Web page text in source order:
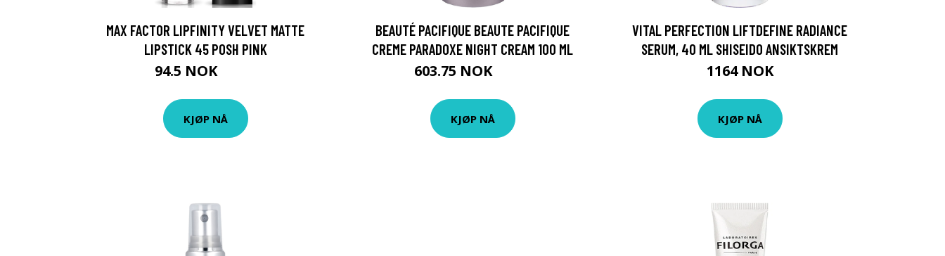
MAX FACTOR LIPFINITY VELVET MATTE
LIPSTICK 45 POSH PINK
94.5 NOK
KJØP NÅ
BEAUTÉ PACIFIQUE BEAUTE PACIFIQUE
CREME PARADOXE NIGHT CREAM 100 ML
603.75 NOK
KJØP NÅ
VITAL PERFECTION LIFTDEFINE RADIANCE
SERUM, 40 ML SHISEIDO ANSIKTSKREM
1164 NOK
KJØP NÅ